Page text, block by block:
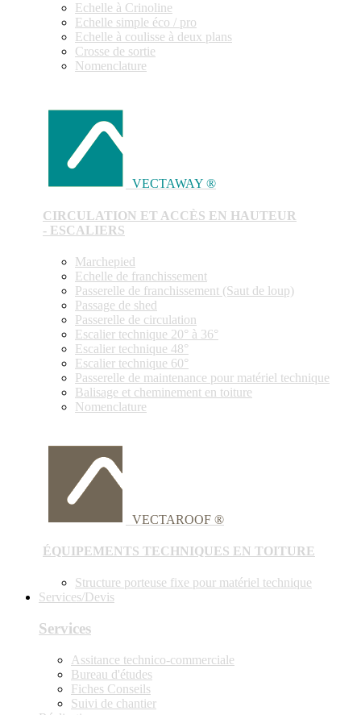
Echelle à Crinoline
Echelle simple éco / pro
Echelle à coulisse à deux plans
Crosse de sortie
Nomenclature
VECTAWAY ®
CIRCULATION ET ACCÈS EN HAUTEUR
- ESCALIERS
Marchepied
Echelle de franchissement
Passerelle de franchissement (Saut de loup)
Passage de shed
Passerelle de circulation
Escalier technique 20° à 36°
Escalier technique 48°
Escalier technique 60°
Passerelle de maintenance pour matériel technique
Balisage et cheminement en toiture
Nomenclature
VECTAROOF ®
ÉQUIPEMENTS TECHNIQUES EN TOITURE
Structure porteuse fixe pour matériel technique
Services/Devis
Services
Assitance technico-commerciale
Bureau d'études
Fiches Conseils
Suivi de chantier